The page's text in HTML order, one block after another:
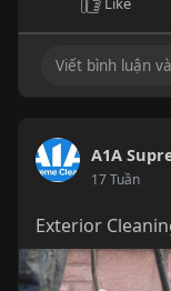
A1A
17 Tuần
Exterior